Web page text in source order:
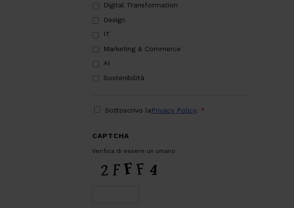
Digital Transformation
Design
IT
Marketing & Commerce
AI
Sostenibilità
PRIVACY
Sottoscrivo laPrivacy Policy. *
CAPTCHA
Verifica di essere un umano